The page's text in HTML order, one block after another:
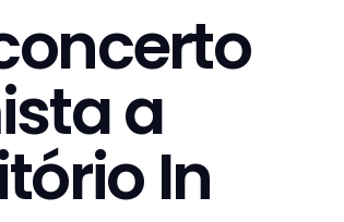
a
In